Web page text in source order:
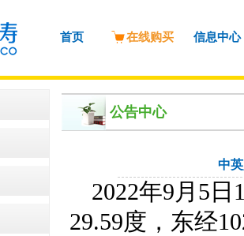
首页 在线购买 信息中心
公告中心
中
2022年9月 5 日
29.59度，东经